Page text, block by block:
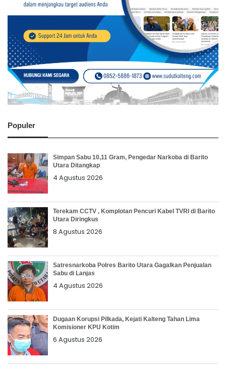
Populer
Simpan Sabu 10,11 Gram, Pengedar Narkoba di Barito
Utara Ditangkap
4 Agustus 2026
Terekam CCTV , Komplotan Pencuri Kabel TVRI di Barito
Utara Diringkus
8 Agustus 2026
Satresnarkoba Polres Barito Utara Gagalkan Penjualan
Sabu di Lanjas
4 Agustus 2026
Dugaan Korupsi Pilkada, Kejati Kalteng Tahan Lima
Komisioner KPU Kotim
6 Agustus 2026